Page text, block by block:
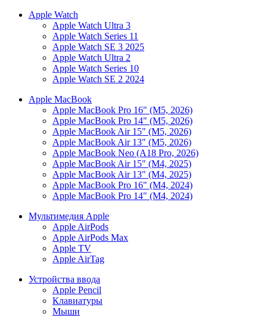
Apple Watch
Apple Watch Ultra 3
Apple Watch Series 11
Apple Watch SE 3 2025
Apple Watch Ultra 2
Apple Watch Series 10
Apple Watch SE 2 2024
Apple MacBook
Apple MacBook Pro 16" (M5, 2026)
Apple MacBook Pro 14" (M5, 2026)
Apple MacBook Air 15" (M5, 2026)
Apple MacBook Air 13" (M5, 2026)
Apple MacBook Neo (A18 Pro, 2026)
Apple MacBook Air 15" (M4, 2025)
Apple MacBook Air 13" (M4, 2025)
Apple MacBook Pro 16" (M4, 2024)
Apple MacBook Pro 14" (M4, 2024)
Мультимедия Apple
Apple AirPods
Apple AirPods Max
Apple TV
Apple AirTag
Устройства ввода
Apple Pencil
Клавиатуры
Мыши